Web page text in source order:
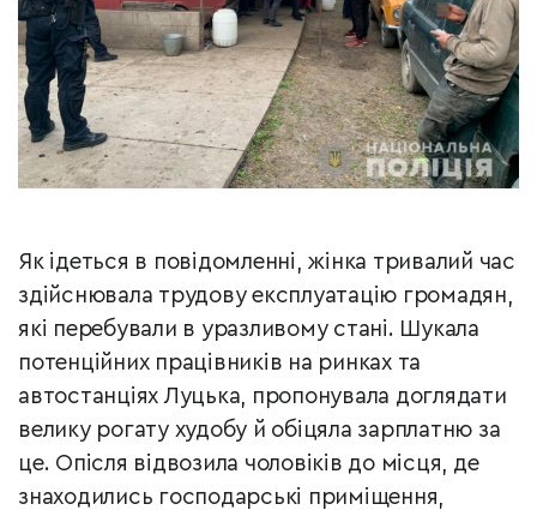
Як ідеться в повідомленні, жінка тривалий час
здійснювала трудову експлуатацію громадян,
які перебували в уразливому стані. Шукала
потенційних працівників на ринках та
автостанціях Луцька, пропонувала доглядати
велику рогату худобу й обіцяла зарплатню за
це. Опісля відвозила чоловіків до місця, де
знаходились господарські приміщення,